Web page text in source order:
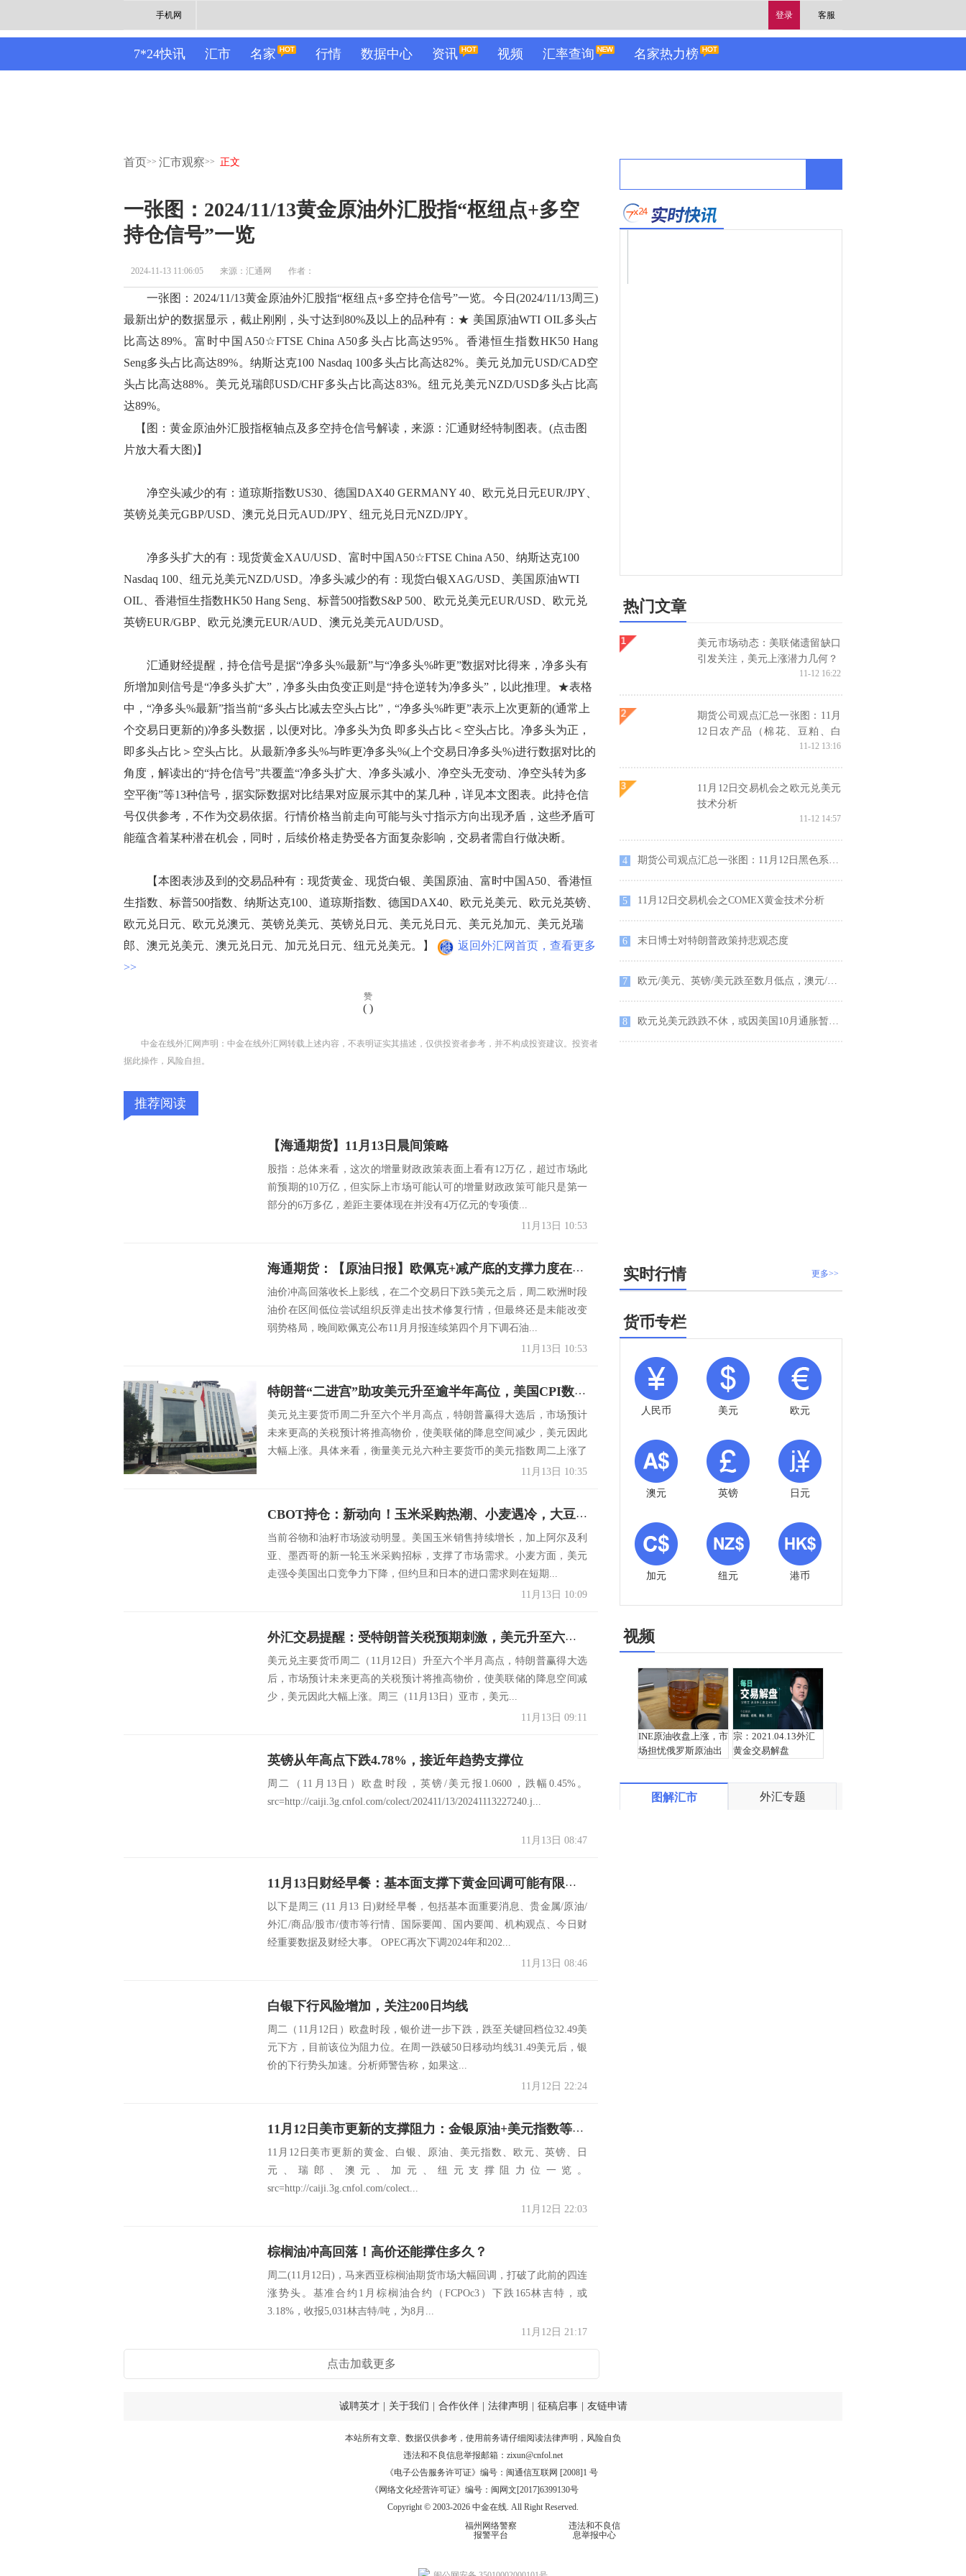
登录 客服
手机网
7*24快讯 汇市 名家 行情 数据中心 资讯 视频 汇率查询 名家热力榜
首页>> 汇市观察>> 正文
一张图：2024/11/13黄金原油外汇股指“枢纽点+多空
持仓信号”一览
2024-11-13 11:06:05 来源：汇通网 作者：
一张图：2024/11/13黄金原油外汇股指“枢纽点+多空持仓信号”一览。今日(2024/11/13周三)
最新出炉的数据显示，截止刚刚，头寸达到80%及以上的品种有：★ 美国原油WTI OIL多头占
比高达89%。富时中国A50☆FTSE China A50多头占比高达95%。香港恒生指数HK50 Hang
Seng多头占比高达89%。纳斯达克100 Nasdaq 100多头占比高达82%。美元兑加元USD/CAD空
头占比高达88%。美元兑瑞郎USD/CHF多头占比高达83%。纽元兑美元NZD/USD多头占比高
达89%。
【图：黄金原油外汇股指枢轴点及多空持仓信号解读，来源：汇通财经特制图表。(点击图
片放大看大图)】
净空头减少的有：道琼斯指数US30、德国DAX40 GERMANY 40、欧元兑日元EUR/JPY、
英镑兑美元GBP/USD、澳元兑日元AUD/JPY、纽元兑日元NZD/JPY。
净多头扩大的有：现货黄金XAU/USD、富时中国A50☆FTSE China A50、纳斯达克100
Nasdaq 100、纽元兑美元NZD/USD。净多头减少的有：现货白银XAG/USD、美国原油WTI
OIL、香港恒生指数HK50 Hang Seng、标普500指数S&P 500、欧元兑美元EUR/USD、欧元兑
英镑EUR/GBP、欧元兑澳元EUR/AUD、澳元兑美元AUD/USD。
汇通财经提醒，持仓信号是据“净多头%最新”与“净多头%昨更”数据对比得来，净多头有
所增加则信号是“净多头扩大”，净多头由负变正则是“持仓逆转为净多头”，以此推理。★表格
中，“净多头%最新”指当前“多头占比减去空头占比”，“净多头%昨更”表示上次更新的(通常上
个交易日更新的)净多头数据，以便对比。净多头为负 即多头占比＜空头占比。净多头为正，
即多头占比＞空头占比。从最新净多头%与昨更净多头%(上个交易日净多头%)进行数据对比的
角度，解读出的“持仓信号”共覆盖“净多头扩大、净多头减小、净空头无变动、净空头转为多
空平衡”等13种信号，据实际数据对比结果对应展示其中的某几种，详见本文图表。此持仓信
号仅供参考，不作为交易依据。行情价格当前走向可能与头寸指示方向出现矛盾，这些矛盾可
能蕴含着某种潜在机会，同时，后续价格走势受各方面复杂影响，交易者需自行做决断。
【本图表涉及到的交易品种有：现货黄金、现货白银、美国原油、富时中国A50、香港恒
生指数、标普500指数、纳斯达克100、道琼斯指数、德国DAX40、欧元兑美元、欧元兑英镑、
欧元兑日元、欧元兑澳元、英镑兑美元、英镑兑日元、美元兑日元、美元兑加元、美元兑瑞
郎、澳元兑美元、澳元兑日元、加元兑日元、纽元兑美元。】
返回外汇网首页，查看更多
>>
赞
( )
中金在线外汇网声明：中金在线外汇网转载上述内容，不表明证实其描述，仅供投资者参考，并不构成投资建议。投资者
据此操作，风险自担。
推荐阅读
【海通期货】11月13日晨间策略
股指：总体来看，这次的增量财政政策表面上看有12万亿，超过市场此
前预期的10万亿，但实际上市场可能认可的增量财政政策可能只是第一
部分的6万多亿，差距主要体现在并没有4万亿元的专项债...
11月13日 10:53
海通期货：【原油日报】欧佩克+减产底的支撑力度在逐步减弱
油价冲高回落收长上影线，在二个交易日下跌5美元之后，周二欧洲时段
油价在区间低位尝试组织反弹走出技术修复行情，但最终还是未能改变
弱势格局，晚间欧佩克公布11月月报连续第四个月下调石油...
11月13日 10:53
特朗普“二进宫”助攻美元升至逾半年高位，美国CPI数据今日重磅来袭！
美元兑主要货币周二升至六个半月高点，特朗普赢得大选后，市场预计
未来更高的关税预计将推高物价，使美联储的降息空间减少，美元因此
大幅上涨。具体来看，衡量美元兑六种主要货币的美元指数周二上涨了
11月13日 10:35
CBOT持仓：新动向！玉米采购热潮、小麦遇冷，大豆还能否突破重围？
当前谷物和油籽市场波动明显。美国玉米销售持续增长，加上阿尔及利
亚、墨西哥的新一轮玉米采购招标，支撑了市场需求。小麦方面，美元
走强令美国出口竞争力下降，但约旦和日本的进口需求则在短期...
11月13日 10:09
外汇交易提醒：受特朗普关税预期刺激，美元升至六个半月高点
美元兑主要货币周二（11月12日）升至六个半月高点，特朗普赢得大选
后，市场预计未来更高的关税预计将推高物价，使美联储的降息空间减
少，美元因此大幅上涨。周三（11月13日）亚市，美元...
11月13日 09:11
英镑从年高点下跌4.78%，接近年趋势支撑位
周二（11月13日）欧盘时段，英镑/美元报1.0600，跌幅0.45%。
src=http://caiji.3g.cnfol.com/colect/202411/13/20241113227240.j...
11月13日 08:47
11月13日财经早餐：基本面支撑下黄金回调可能有限，以防长称不会在黎巴嫩停火
以下是周三 (11 月13 日)财经早餐，包括基本面重要消息、贵金属/原油/
外汇/商品/股市/债市等行情、国际要闻、国内要闻、机构观点、今日财
经重要数据及财经大事。 OPEC再次下调2024年和202...
11月13日 08:46
白银下行风险增加，关注200日均线
周二（11月12日）欧盘时段，银价进一步下跌，跌至关键回档位32.49美
元下方，目前该位为阻力位。在周一跌破50日移动均线31.49美元后，银
价的下行势头加速。分析师警告称，如果这...
11月12日 22:24
11月12日美市更新的支撑阻力：金银原油+美元指数等八大货币对
11月12日美市更新的黄金、白银、原油、美元指数、欧元、英镑、日
元、瑞郎、澳元、加元、纽元支撑阻力位一览。
src=http://caiji.3g.cnfol.com/colect...
11月12日 22:03
棕榈油冲高回落！高价还能撑住多久？
周二(11月12日)，马来西亚棕榈油期货市场大幅回调，打破了此前的四连
涨势头。基准合约1月棕榈油合约（FCPOc3）下跌165林吉特，或
3.18%，收报5,031林吉特/吨，为8月...
11月12日 21:17
点击加载更多
热门文章
美元市场动态：美联储遗留缺口
引发关注，美元上涨潜力几何？
11-12 16:22
期货公司观点汇总一张图：11月
12日农产品（棉花、豆粕、白
糖、玉米、鸡蛋、生猪等）11-12 13:16
11月12日交易机会之欧元兑美元
技术分析
11-12 14:57
4 期货公司观点汇总一张图：11月12日黑色系（螺纹钢、焦煤、焦炭、铁矿石、动力煤等）
5 11月12日交易机会之COMEX黄金技术分析
6 末日博士对特朗普政策持悲观态度
7 欧元/美元、英镑/美元跌至数月低点，澳元/美元也面临压力
8 欧元兑美元跌跌不休，或因美国10月通胀暂得喘息
更多>>
实时行情
货币专栏
人民币 美元 欧元
澳元 英镑 日元
加元 纽元 港币
视频
INE原油收盘上涨，市
场担忧俄罗斯原油出
宗：2021.04.13外汇
黄金交易解盘
图解汇市 外汇专题
诚聘英才 关于我们 合作伙伴 法律声明 征稿启事 友链申请
本站所有文章、数据仅供参考，使用前务请仔细阅读法律声明 ，风险自负
违法和不良信息举报邮箱： zixun@cnfol.net
《电子公告服务许可证》编号：闽通信互联网 [2008]1 号
《网络文化经营许可证》编号：闽网文[2017]6399130号
Copyright © 2003-2026 中金在线. All Right Reserved.
福州网络警察
报警平台
违法和不良信
息举报中心